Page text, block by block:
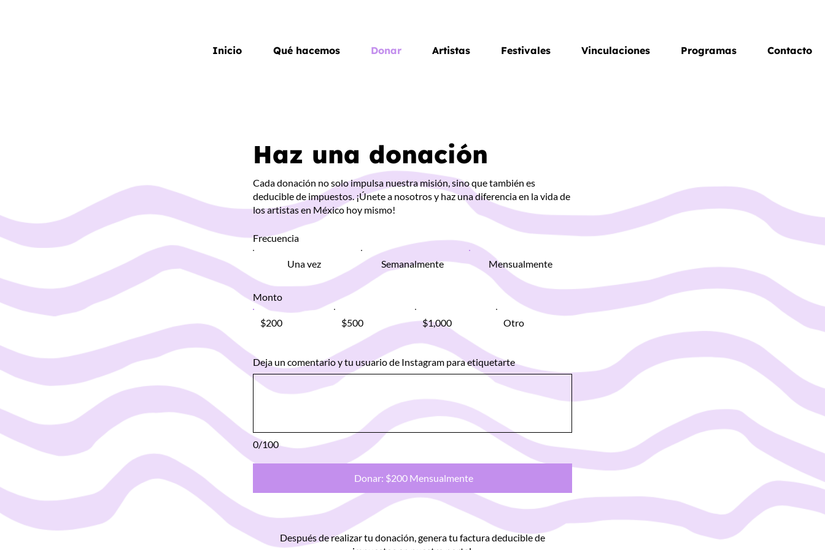
Inicio Qué hacemos Donar Artistas Festivales Vinculaciones Programas Contacto
Haz una donación
Cada donación no solo impulsa nuestra misión, sino que también es
deducible de impuestos. ¡Únete a nosotros y haz una diferencia en la vida de
los artistas en México hoy mismo!
Frecuencia
Una vez Semanalmente Mensualmente
Monto
$200 $500 $1,000 Otro
0/100
Deja un comentario y tu usuario de Instagram para etiquetarte
Donar: $200 Mensualmente
Después de realizar tu donación, genera tu factura deducible de